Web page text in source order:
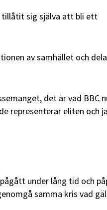
tillåtit sig själva att bli ett
av samhället och
det är vad BBC
representerar eliten och
under lång tid och
samma kris vad